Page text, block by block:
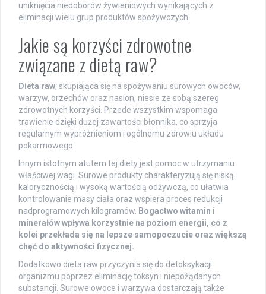
uniknięcia niedoborów żywieniowych wynikających z
eliminacji wielu grup produktów spożywczych.
Jakie są korzyści zdrowotne
związane z dietą raw?
Dieta raw, skupiająca się na spożywaniu surowych owoców,
warzyw, orzechów oraz nasion, niesie ze sobą szereg
zdrowotnych korzyści. Przede wszystkim wspomaga
trawienie dzięki dużej zawartości błonnika, co sprzyja
regularnym wypróżnieniom i ogólnemu zdrowiu układu
pokarmowego.
Innym istotnym atutem tej diety jest pomoc w utrzymaniu
właściwej wagi. Surowe produkty charakteryzują się niską
kalorycznością i wysoką wartością odżywczą, co ułatwia
kontrolowanie masy ciała oraz wspiera proces redukcji
nadprogramowych kilogramów. Bogactwo witamin i
minerałów wpływa korzystnie na poziom energii, co z
kolei przekłada się na lepsze samopoczucie oraz większą
chęć do aktywności fizycznej.
Dodatkowo dieta raw przyczynia się do detoksykacji
organizmu poprzez eliminację toksyn i niepożądanych
substancji. Surowe owoce i warzywa dostarczają także